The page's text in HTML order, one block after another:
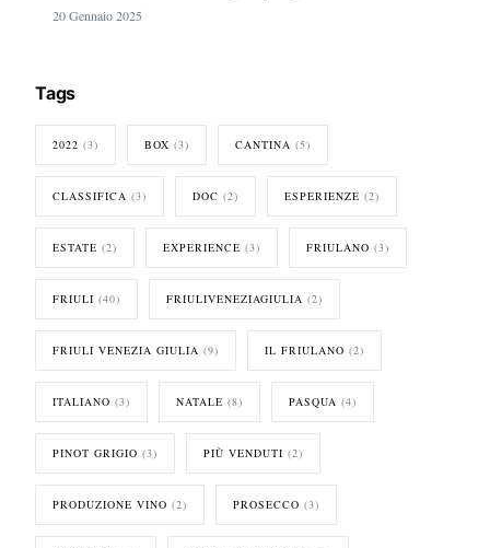
20 Gennaio 2025
Tags
2022 (3) BOX (3) CANTINA (5)
CLASSIFICA (3) DOC (2) ESPERIENZE (2)
ESTATE (2) EXPERIENCE (3) FRIULANO (3)
FRIULI (40) FRIULIVENEZIAGIULIA (2)
FRIULI VENEZIA GIULIA (9) IL FRIULANO (2)
ITALIANO (3) NATALE (8) PASQUA (4)
PINOT GRIGIO (3) PIÙ VENDUTI (2)
PRODUZIONE VINO (2) PROSECCO (3)